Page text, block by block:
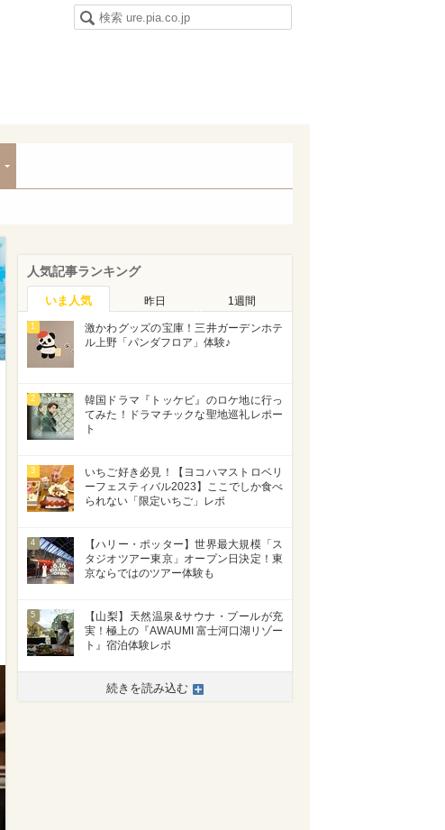
人気記事ランキング
いま人気 昨日 1週間
1
激かわグッズの宝庫！三井ガーデンホテ
ル上野「パンダフロア」体験♪
2
韓国ドラマ『トッケビ』のロケ地に行っ
てみた！ドラマチックな聖地巡礼レポー
ト
3
いちご好き必見！【ヨコハマストロベリ
ーフェスティバル2023】ここでしか食べ
られない「限定いちご」レポ
4
【ハリー・ポッター】世界最大規模「ス
タジオツアー東京」オープン日決定！東
京ならではのツアー体験も
5
【山梨】天然温泉&サウナ・プールが充
実！極上の『AWAUMI 富士河口湖リゾー
ト』宿泊体験レポ
続きを読み込む